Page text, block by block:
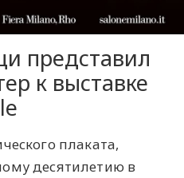
представил
к выставке
плаката,
десятилетию в